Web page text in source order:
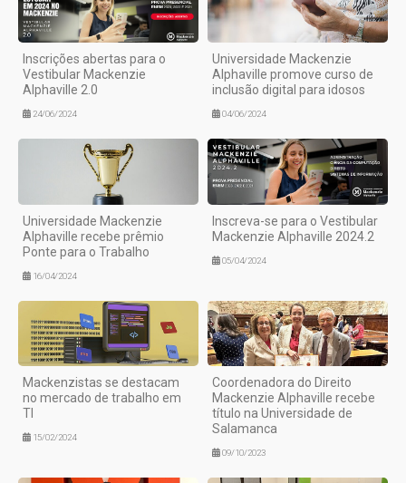
Inscrições abertas para o
Vestibular Mackenzie
Alphaville 2.0
24/06/2024
Universidade Mackenzie
Alphaville promove curso de
inclusão digital para idosos
04/06/2024
Universidade Mackenzie
Alphaville recebe prêmio
Ponte para o Trabalho
16/04/2024
Inscreva-se para o Vestibular
Mackenzie Alphaville 2024.2
05/04/2024
Mackenzistas se destacam
no mercado de trabalho em
TI
15/02/2024
Coordenadora do Direito
Mackenzie Alphaville recebe
título na Universidade de
Salamanca
09/10/2023